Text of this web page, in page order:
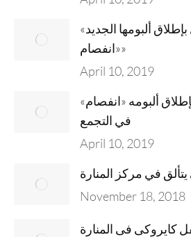
«شارموفرز» تحتفل بإطلاق ألبومها الجديد
«انفصام»
April 10, 2019
ألبومه «انفصام»
في التجمع
April 10, 2019
في مركز المنارة
November 18, 2018
كايروكى فى المنارة